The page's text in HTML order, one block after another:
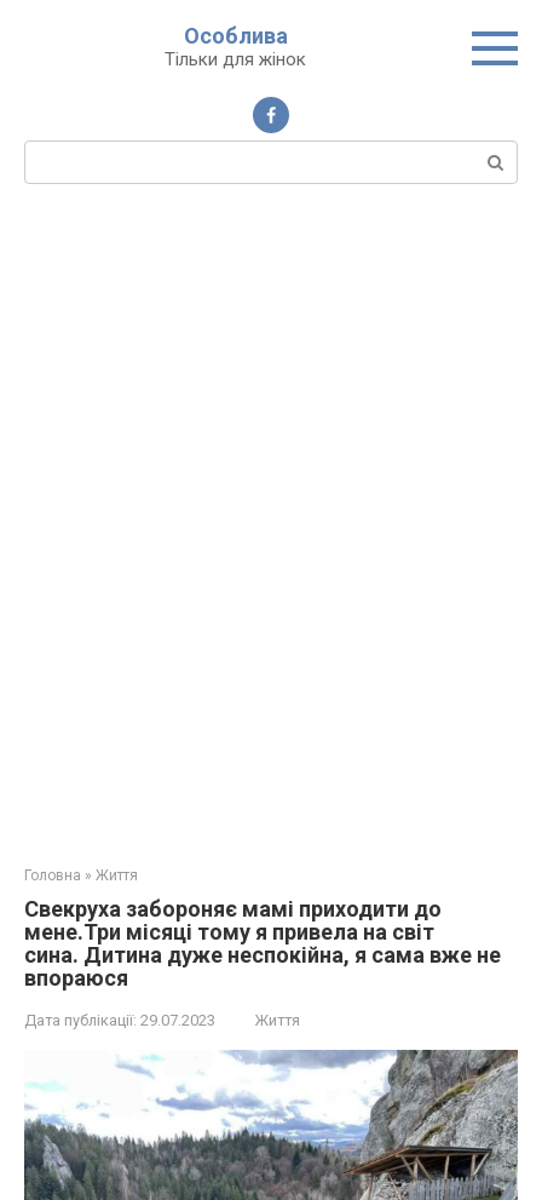
Особлива
Тільки для жінок
Пошук:
Головна » Життя
Свекруха забороняє мамі приходити до
мене.Три місяці тому я привела на світ
сина. Дитина дуже неспокійна, я сама вже не
впораюся
Дата публікації: 29.07.2023 Життя